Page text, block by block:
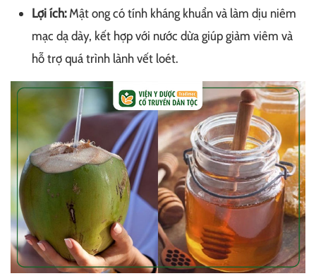
Lợi ích:Mật ong có tính kháng khuẩn và làm dịu niêm
mạc dạ dày, kết hợp với nước dừa giúp giảm viêm và
hỗ trợ quá trình lành vết loét.